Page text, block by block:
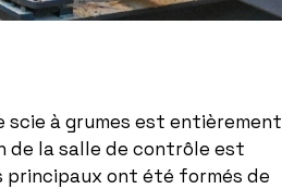
à grumes est entièrement
de la salle de contrôle est
ont été formés de